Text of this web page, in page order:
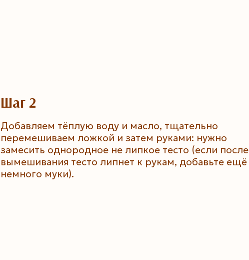
Шаг 2
Добавляем тёплую воду и масло, тщательно
перемешиваем ложкой и затем руками: нужно
замесить однородное не липкое тесто (если после
вымешивания тесто липнет к рукам, добавьте ещё
немного муки).